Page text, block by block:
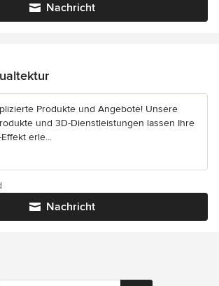
Nachricht
Produkte und Angebote! Unsere
und 3D-Dienstleistungen lassen Ihre
erle...
Nachricht